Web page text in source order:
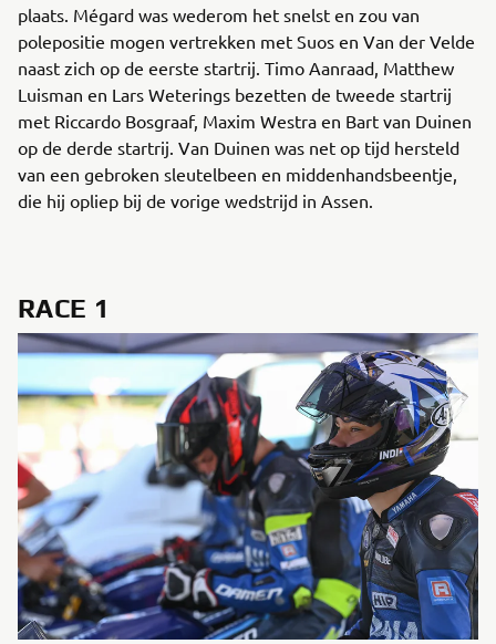
plaats. Mégard was wederom het snelst en zou van
polepositie mogen vertrekken met Suos en Van der Velde
naast zich op de eerste startrij. Timo Aanraad, Matthew
Luisman en Lars Weterings bezetten de tweede startrij
met Riccardo Bosgraaf, Maxim Westra en Bart van Duinen
op de derde startrij. Van Duinen was net op tijd hersteld
van een gebroken sleutelbeen en middenhandsbeentje,
die hij opliep bij de vorige wedstrijd in Assen.
RACE 1